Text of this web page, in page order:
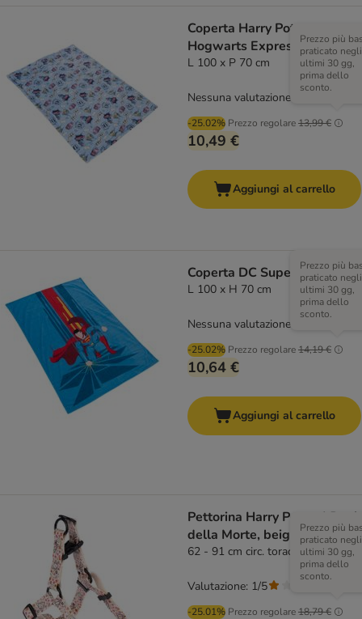
Coperta Harry Potter
Hogwarts Express
L 100 x P 70 cm
-25.02% Prezzo regolare13,99 €
Prezzo più
praticato negli
ultimi 30 gg,
prima dello
sconto.
10,49 €
Nessuna valutazione
Aggiungi al carrello
Coperta DC Superman
L 100 x H 70 cm
-25.02% Prezzo regolare14,19 €
Prezzo più
praticato negli
ultimi 30 gg,
prima dello
sconto.
10,64 €
Nessuna valutazione
Aggiungi al carrello
Pettorina Harry Potter I Doni
della Morte, beige
62 - 91 cm circ. torace
-25.01% Prezzo regolare18,79 €
Prezzo più
praticato negli
ultimi 30 gg,
prima dello
sconto.
Valutazione: 1/5